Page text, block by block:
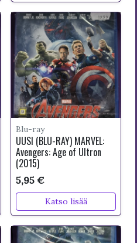
Blu-ray
UUSI (BLU-RAY) MARVEL:
Avengers: Age of Ultron
(2015)
5,95 €
Katso lisää